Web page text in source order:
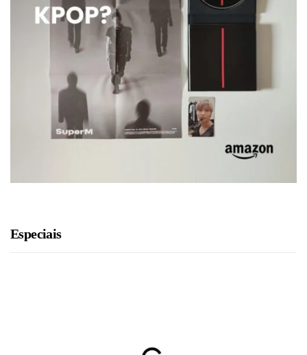
Especiais